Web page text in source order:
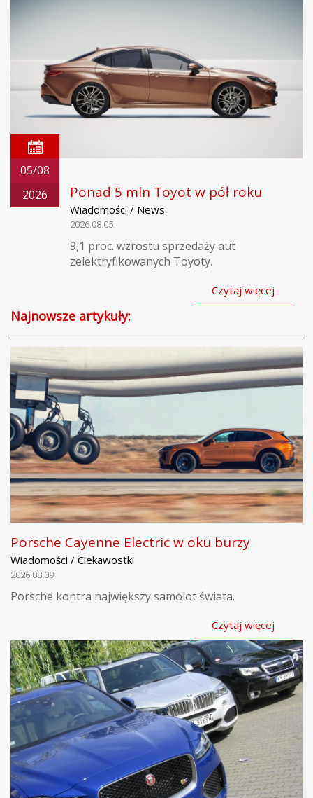
05/08
2026
Ponad 5 mln Toyot w pół roku
Wiadomości / News
2026.08.05
9,1 proc. wzrostu sprzedaży aut
zelektryfikowanych Toyoty.
Czytaj więcej
Najnowsze artykuły:
Porsche Cayenne Electric w oku burzy
Wiadomości / Ciekawostki
2026.08.09
Porsche kontra największy samolot świata.
Czytaj więcej